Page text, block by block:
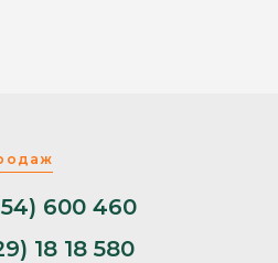
600 460
18 18 580